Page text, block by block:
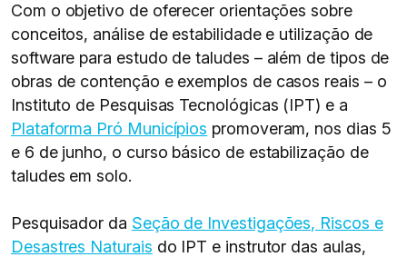
Com o objetivo de oferecer orientações sobre
conceitos, análise de estabilidade e utilização de
software para estudo de taludes – além de tipos de
obras de contenção e exemplos de casos reais – o
Instituto de Pesquisas Tecnológicas (IPT) e a
Plataforma Pró Municípios promoveram, nos dias 5
e 6 de junho, o curso básico de estabilização de
taludes em solo.
Pesquisador da Seção de Investigações, Riscos e
Desastres Naturais do IPT e instrutor das aulas,